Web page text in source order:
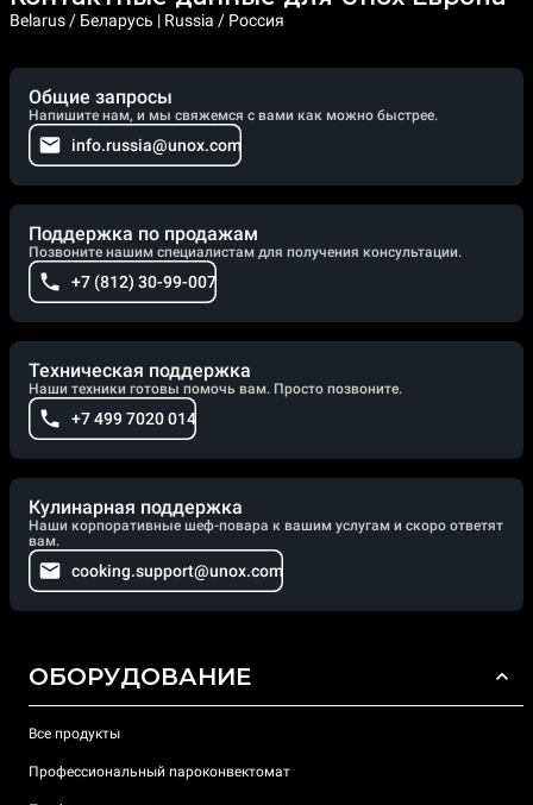
Belarus / Беларусь | Russia / Россия
Общие запросы
Напишите нам, и мы свяжемся с вами как можно быстрее.
info.russia@unox.com
Поддержка по продажам
Позвоните нашим специалистам для получения консультации.
+7 (812) 30-99-007
Техническая поддержка
Наши техники готовы помочь вам. Просто позвоните.
+7 499 7020 014
Кулинарная поддержка
Наши корпоративные шеф-повара к вашим услугам и скоро ответят
вам.
cooking.support@unox.com
ОБОРУДОВАНИЕ
Все продукты
Профессиональный пароконвектомат